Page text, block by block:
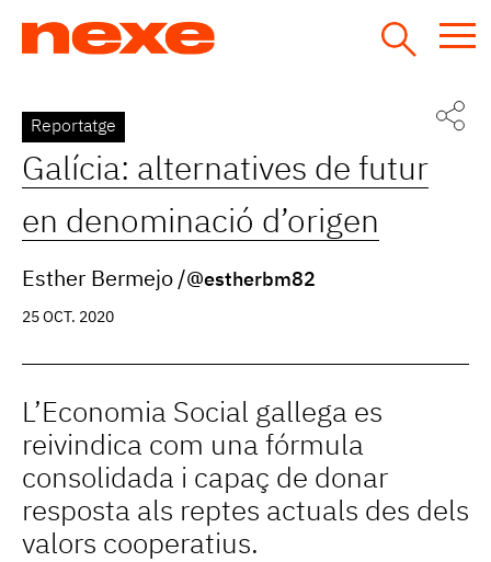
Back
to
top
Reportatge
Galícia: alternatives de futur
en denominació d’origen
Esther Bermejo @estherbm82
25 OCT. 2020
L’Economia Social gallega es
reivindica com una fórmula
consolidada i capaç de donar
resposta als reptes actuals des dels
valors cooperatius.